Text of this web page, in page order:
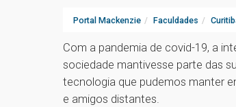
Portal Mackenzie Faculdades
Com a pandemia de covid-19, a
sociedade mantivesse parte das
tecnologia que pudemos manter
e amigos distantes.